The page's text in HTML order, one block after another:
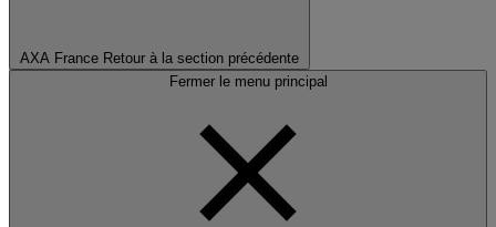
AXA France Retour à la section précédente
Fermer le menu principal